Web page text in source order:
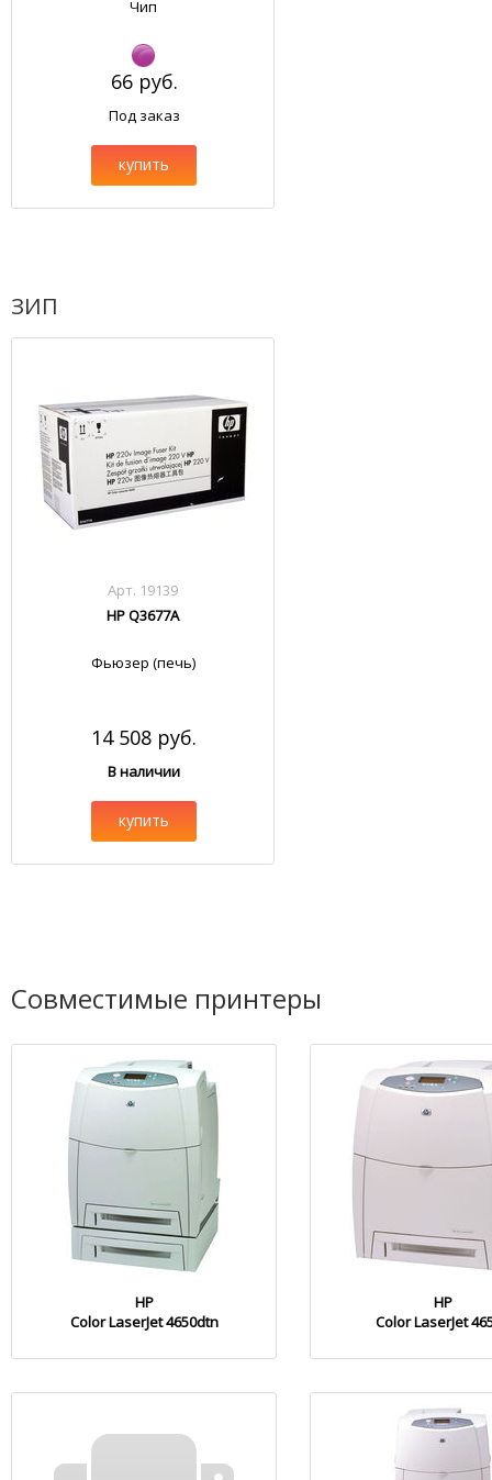
Чип
66 руб.
Под заказ
купить
ЗИП
Арт. 19139
HP Q3677A
Фьюзер (печь)
14 508 руб.
В наличии
купить
Совместимые принтеры
HP
Color LaserJet 4650dtn
HP
Color LaserJet